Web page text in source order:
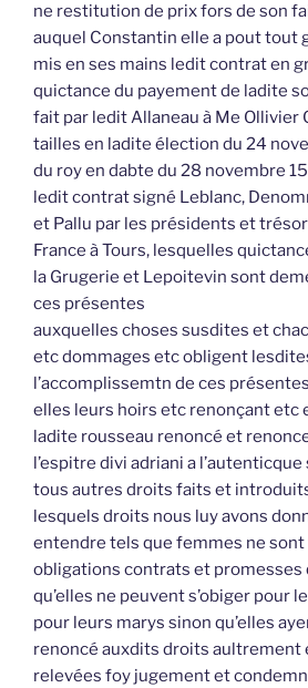
ne restitution de prix fors de son
auquel Constantin elle a pout tout
mis en ses mains ledit contrat en
quictance du payement de ladite
fait par ledit Allaneau à Me Ollivier
tailles en ladite élection du 24
du roy en dabte du 28 novembre
ledit contrat signé Leblanc,
et Pallu par les présidents et
France à Tours, lesquelles
la Grugerie et Lepoitevin sont
ces présentes
auxquelles choses susdites et
etc dommages etc obligent
l’accomplissemtn de ces
elles leurs hoirs etc renonçant etc
ladite rousseau renoncé et
l’espitre divi adriani a
tous autres droits faits et
lesquels droits nous luy avons
entendre tels que femmes ne sont
obligations contrats et promesses
qu’elles ne peuvent s’obiger pour
pour leurs marys sinon qu’elles
renoncé auxdits droits aultrement
relevées foy jugement et